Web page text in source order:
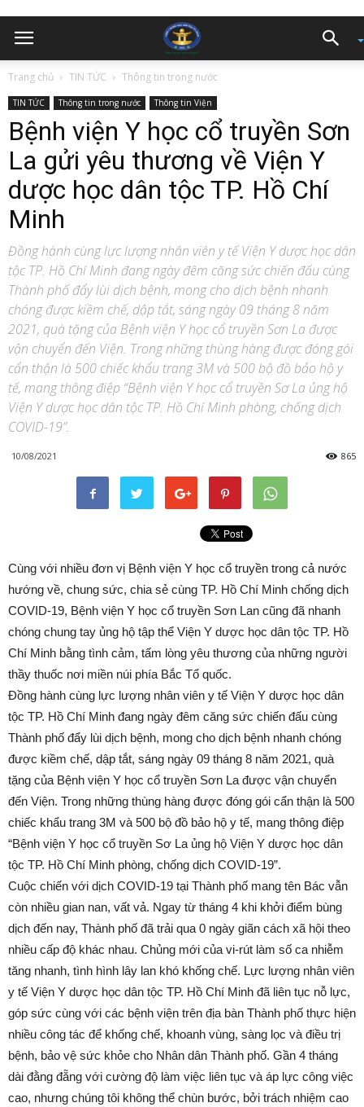
Trang chủ TIN TỨC Thông tin trong nước
TIN TỨC Thông tin trong nước Thông tin Viện
Bệnh viện Y học cổ truyền Sơn
La gửi yêu thương về Viện Y
dược học dân tộc TP. Hồ Chí
Minh
Đồng hành cùng lực lượng nhân viên y tế Viện Y dược học dân
tộc TP. Hồ Chí Minh đang ngày đêm căng sức chiến đấu cùng
Thành phố đẩy lùi dịch bệnh, mong cho dịch bệnh nhanh
chóng được kiềm chế, dập tắt, sáng ngày 09 tháng 8 năm
2021, quà tặng của Bệnh viện Y học cổ truyền Sơn La được
vận chuyển đến Viện. Trong những thùng hàng được đóng gói
cẩn thận là 500 chiếc khẩu trang 3M và 500 bộ đồ bảo hộ y
tế, mang thông điệp “Bệnh viện Y học cổ truyền Sơ La ủng hộ
Viện Y dược học dân tộc TP. Hồ Chí Minh phòng, chống dịch
COVID-19”.
10/08/2021 865
Cùng với nhiều đơn vị Bệnh viện Y học cổ truyền trong cả nước
hướng về, chung sức, chia sẻ cùng TP. Hồ Chí Minh chống dịch
COVID-19, Bệnh viện Y học cổ truyền Sơn Lan cũng đã nhanh
chóng chung tay ủng hộ tập thể Viện Y dược học dân tộc TP. Hồ
Chí Minh bằng tình cảm, tấm lòng yêu thương của những người
thầy thuốc nơi miền núi phía Bắc Tổ quốc.
Đồng hành cùng lực lượng nhân viên y tế Viện Y dược học dân
tộc TP. Hồ Chí Minh đang ngày đêm căng sức chiến đấu cùng
Thành phố đẩy lùi dịch bệnh, mong cho dịch bệnh nhanh chóng
được kiềm chế, dập tắt, sáng ngày 09 tháng 8 năm 2021, quà
tặng của Bệnh viện Y học cổ truyền Sơn La được vận chuyển
đến Viện. Trong những thùng hàng được đóng gói cẩn thận là 500
chiếc khẩu trang 3M và 500 bộ đồ bảo hộ y tế, mang thông điệp
“Bệnh viện Y học cổ truyền Sơ La ủng hộ Viện Y dược học dân
tộc TP. Hồ Chí Minh phòng, chống dịch COVID-19”.
Cuộc chiến với dịch COVID-19 tại Thành phố mang tên Bác vẫn
còn nhiều gian nan, vất vả. Ngay từ tháng 4 khi khởi điểm bùng
dịch đến nay, Thành phố đã trải qua 0 ngày giãn cách xã hội theo
nhiều cấp độ khác nhau. Chủng mới của vi-rút làm số ca nhiễm
tăng nhanh, tình hình lây lan khó khống chế. Lực lượng nhân viên
y tế Viện Y dược học dân tộc TP. Hồ Chí Minh đã liên tục nỗ lực,
góp sức cùng với các bệnh viện trên địa bàn Thành phố thực hiện
nhiều công tác để khống chế, khoanh vùng, sàng lọc và điều trị
bệnh, bảo vệ sức khỏe cho Nhân dân Thành phố. Gần 4 tháng
dài đằng đẵng với cường độ làm việc liên tục và áp lực công việc
cao, nhưng chúng tôi không thể chùn bước, bởi trách nhiệm cao